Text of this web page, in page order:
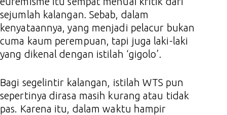
sejumlah kalangan. Sebab, dalam
kenyataannya, yang menjadi pelacur bukan
cuma kaum perempuan, tapi juga laki-laki
yang dikenal dengan istilah ‘gigolo’.
Bagi segelintir kalangan, istilah WTS pun
sepertinya dirasa masih kurang atau tidak
pas. Karena itu, dalam waktu hampir